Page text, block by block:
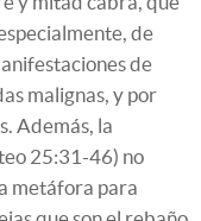
de
de
malignas, y por
Además, la
25:31-46) no
metáfora para